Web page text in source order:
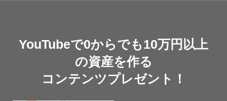
YouTubeで0からでも10万円以上
の資産を作る
コンテンツプレゼント！